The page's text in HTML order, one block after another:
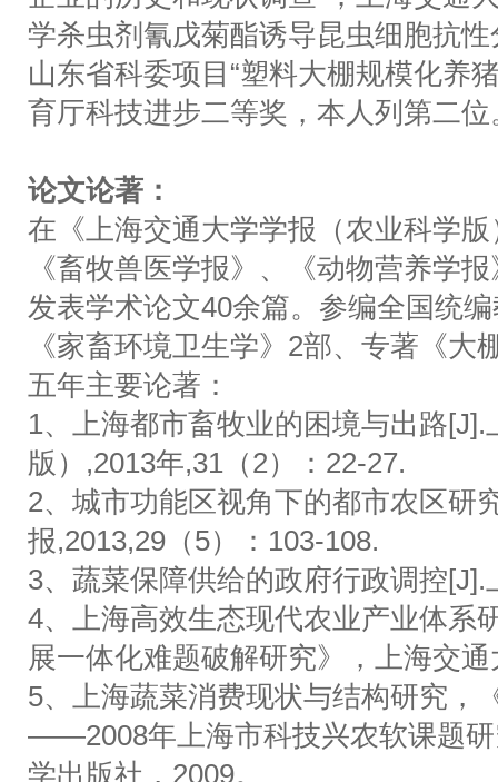
学杀虫剂氰戊菊酯诱导昆虫细胞抗
山东省科委项目“塑料大棚规模化养
育厅科技进步二等奖，本人列第二位
论文论著：
在《上海交通大学学报（农业科学
《畜牧兽医学报》、《动物营养学
发表学术论文40余篇。参编全国统
《家畜环境卫生学》2部、专著《
五年主要论著：
1、上海都市畜牧业的困境与出路
版）,2013年,31（2）：22-27.
2、城市功能区视角下的都市农区研
报,2013,29（5）：103-108.
3、蔬菜保障供给的政府行政调控
4、上海高效生态现代农业产业体系
展一体化难题破解研究》，上海交
5、上海蔬菜消费现状与结构研究，
——2008年上海市科技兴农软课题
学出版社，2009。